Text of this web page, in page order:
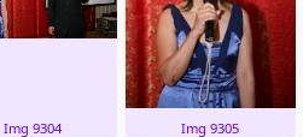
Img 9304 Img 9305